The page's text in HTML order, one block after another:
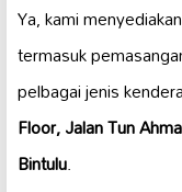
Ya, kami
termasuk
pelbagai jenis
Floor, Jalan Tun
Bintulu.